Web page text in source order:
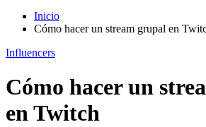
Inicio
Cómo hacer un stream grupal en
Influencers
Cómo hacer un
en Twitch